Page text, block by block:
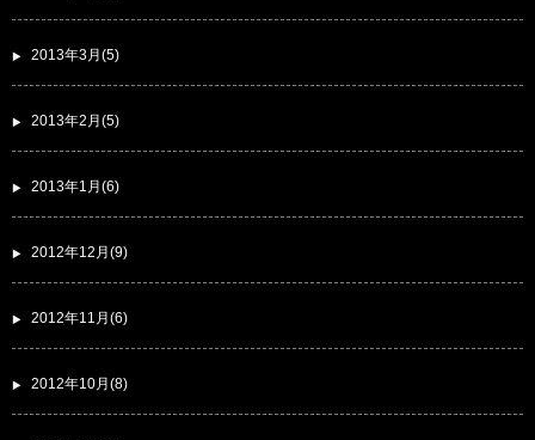
2013年3月(5)
2013年2月(5)
2013年1月(6)
2012年12月(9)
2012年11月(6)
2012年10月(8)